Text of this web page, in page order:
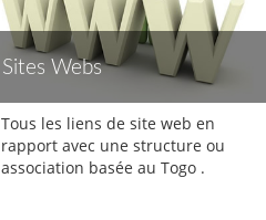
Sites Webs
Tous les liens de site web en
rapport avec une structure ou
association basée au Togo .